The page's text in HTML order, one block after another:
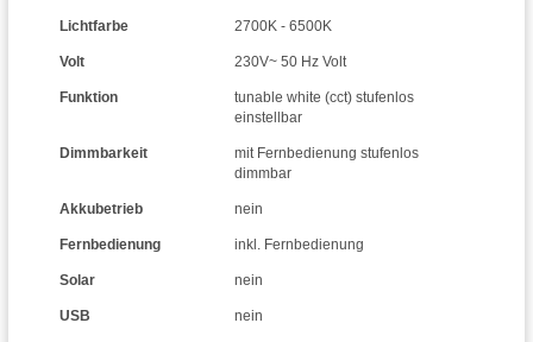
Lichtfarbe 2700K - 6500K
Volt 230V~ 50 Hz Volt
Funktion
tunable white (cct) stufenlos
einstellbar
Dimmbarkeit
mit Fernbedienung stufenlos
dimmbar
Akkubetrieb nein
Fernbedienung inkl. Fernbedienung
Solar nein
USB nein